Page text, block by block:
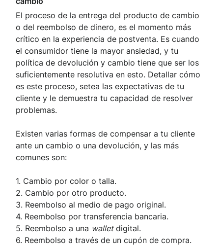
El proceso de la entrega del producto de cambio
o del reembolso de dinero, es el momento más
crítico en la experiencia de postventa. Es cuando
el consumidor tiene la mayor ansiedad, y tu
política de devolución y cambio tiene que ser los
suficientemente resolutiva en esto. Detallar cómo
es este proceso, setea las expectativas de tu
cliente y le demuestra tu capacidad de resolver
problemas.
Existen varias formas de compensar a tu cliente
ante un cambio o una devolución, y las más
comunes son:
1. Cambio por color o talla.
2. Cambio por otro producto.
3. Reembolso al medio de pago original.
4. Reembolso por transferencia bancaria.
5. Reembolso a una walletdigital.
6. Reembolso a través de un cupón de compra.